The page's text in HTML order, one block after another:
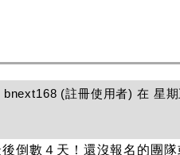
bnext168 (註冊使用者) 在 星
倒數４天！還沒報名的團